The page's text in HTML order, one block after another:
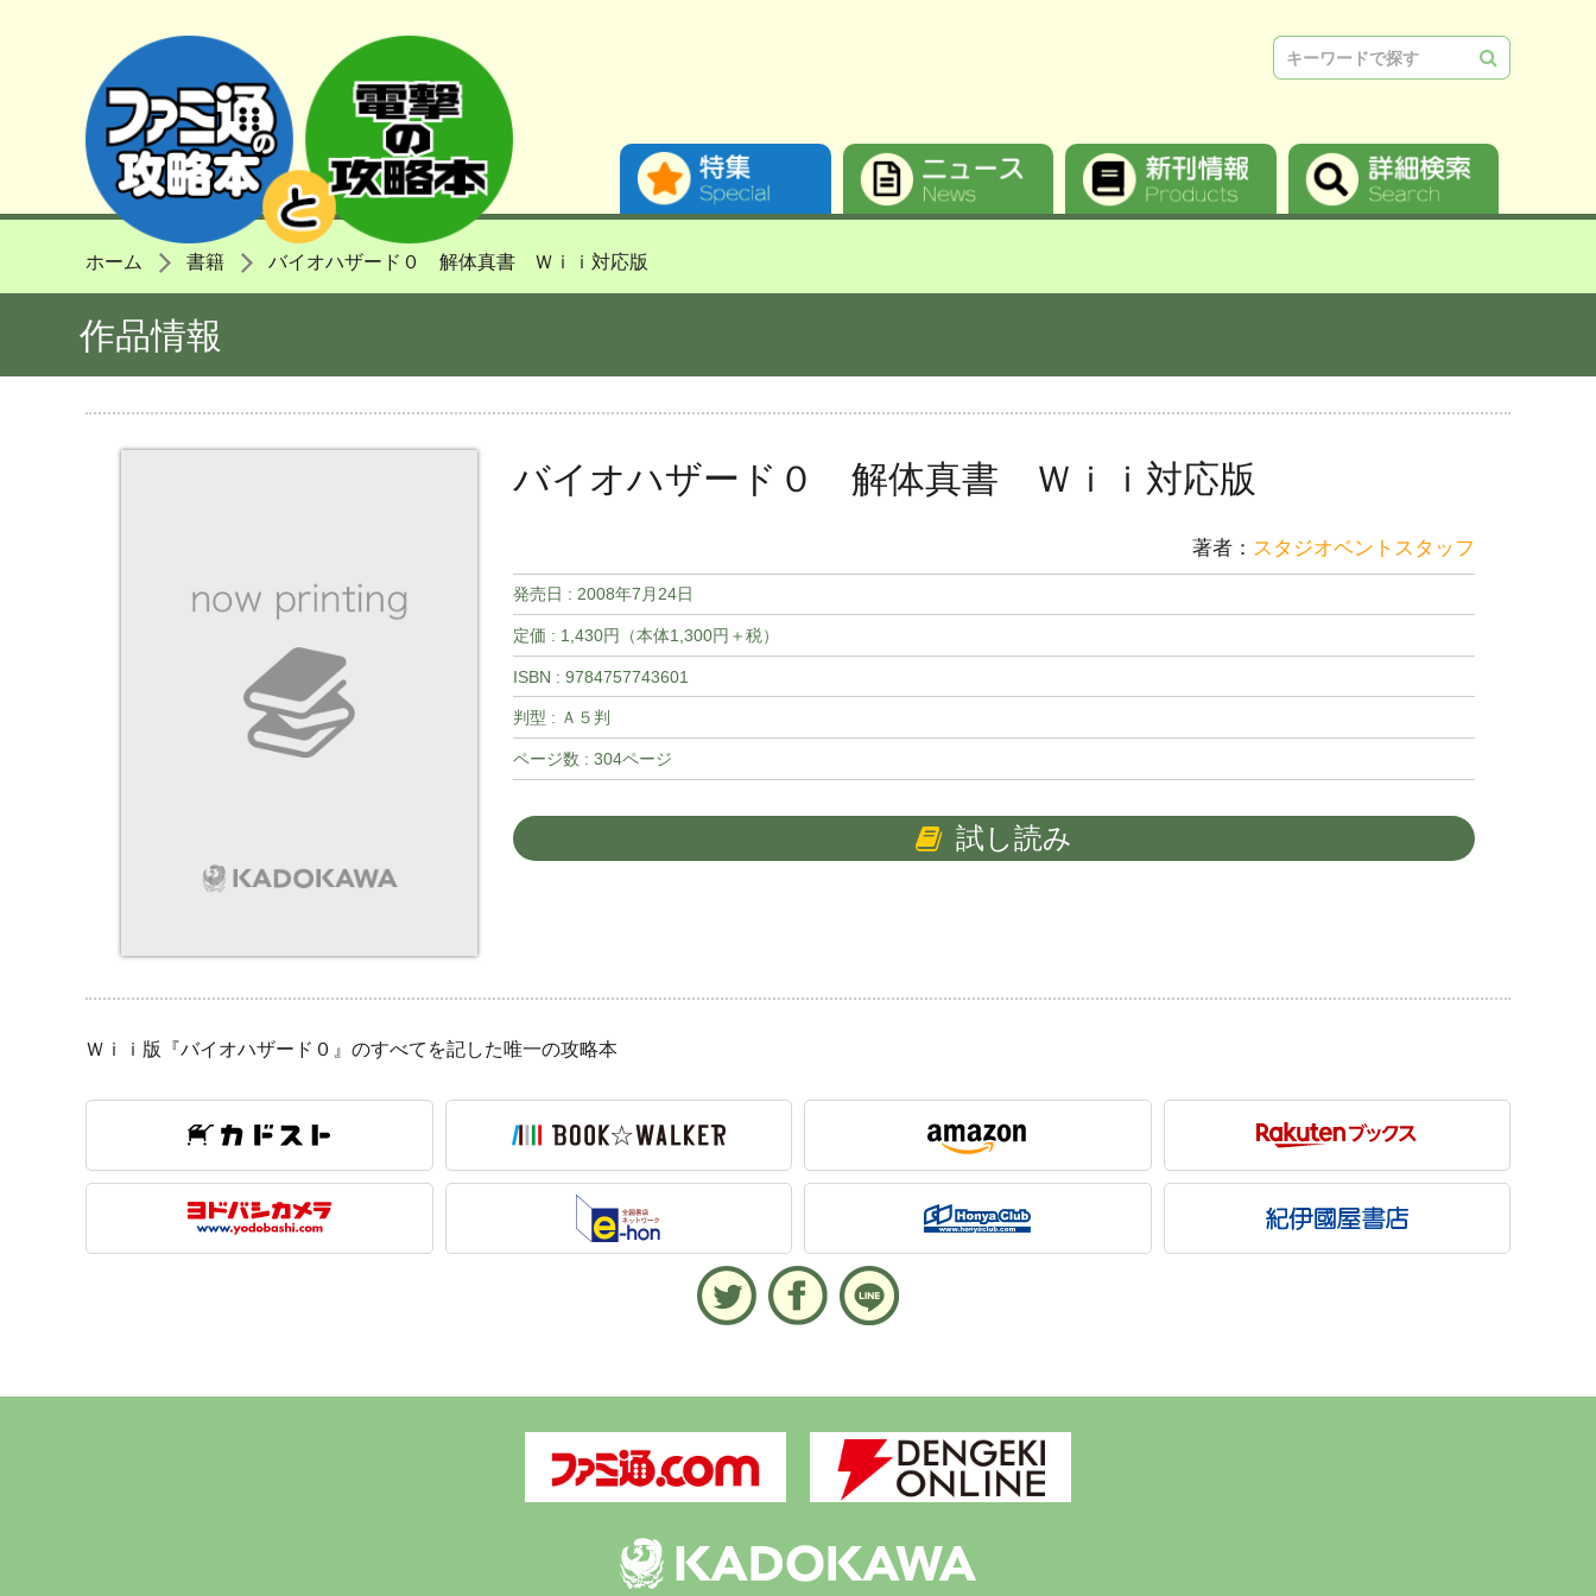
ホーム 書籍 バイオハザード０ 解体真書 Ｗｉｉ対応版
作品情報
バイオハザード０ 解体真書 Ｗｉｉ対応版
著者： スタジオベントスタッフ
発売日 : 2008年7月24日
定価 : 1,430円（本体1,300円＋税）
ISBN : 9784757743601
判型 : Ａ５判
ページ数 : 304ページ
試し読み
Ｗｉｉ版『バイオハザード０』のすべてを記した唯一の攻略本